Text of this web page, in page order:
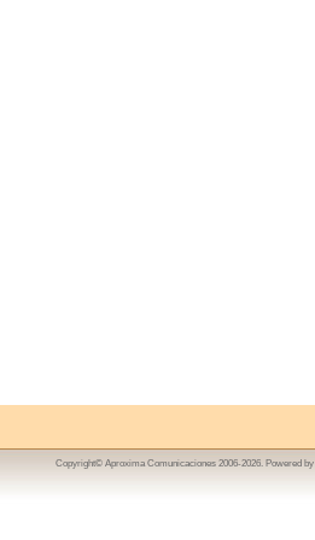
Copyright© Aproxima Comunicaciones 2006-2026. Powered by